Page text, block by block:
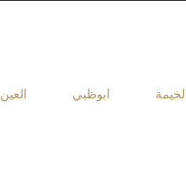
ابوظبي العين